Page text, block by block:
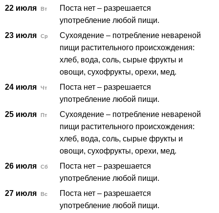
22 июля
Вт
Поста нет – разрешается
употребление любой пищи.
23 июля
Ср
Сухоядение – потребление невареной
пищи растительного происхождения:
хлеб, вода, соль, сырые фрукты и
овощи, сухофрукты, орехи, мед.
24 июля
Чт
Поста нет – разрешается
употребление любой пищи.
25 июля
Пт
Сухоядение – потребление невареной
пищи растительного происхождения:
хлеб, вода, соль, сырые фрукты и
овощи, сухофрукты, орехи, мед.
26 июля
Сб
Поста нет – разрешается
употребление любой пищи.
27 июля
Вс
Поста нет – разрешается
употребление любой пищи.